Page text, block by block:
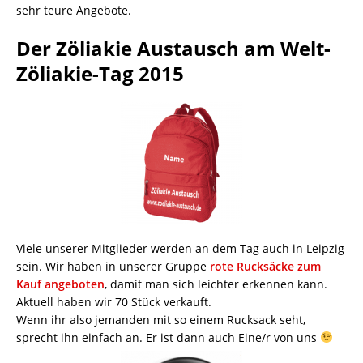
sehr teure Angebote.
Der Zöliakie Austausch am Welt-
Zöliakie-Tag 2015
Viele unserer Mitglieder werden an dem Tag auch in Leipzig
sein. Wir haben in unserer Gruppe rote Rucksäcke zum
Kauf angeboten, damit man sich leichter erkennen kann.
Aktuell haben wir 70 Stück verkauft.
Wenn ihr also jemanden mit so einem Rucksack seht,
sprecht ihn einfach an. Er ist dann auch Eine/r von uns